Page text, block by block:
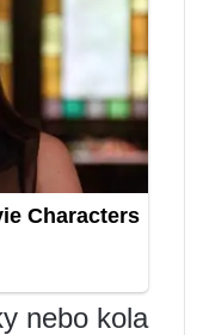
nebo kola